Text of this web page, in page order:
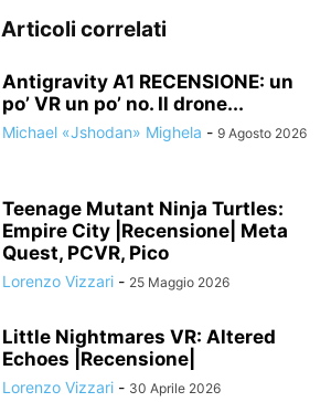
Articoli correlati
Antigravity A1 RECENSIONE: un
po’ VR un po’ no. Il drone...
Michael «Jshodan» Mighela - 9 Agosto 2026
Teenage Mutant Ninja Turtles:
Empire City |Recensione| Meta
Quest, PCVR, Pico
Lorenzo Vizzari - 25 Maggio 2026
Little Nightmares VR: Altered
Echoes |Recensione|
Lorenzo Vizzari - 30 Aprile 2026